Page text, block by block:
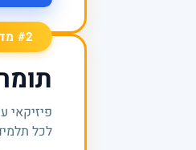
#2 מדורג עליון
לכל